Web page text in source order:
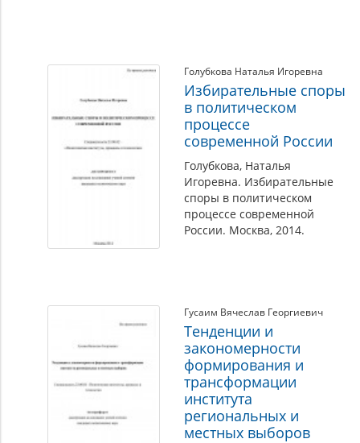
Голубкова Наталья Игоревна
Избирательные споры
в политическом
процессе
современной России
Голубкова, Наталья
Игоревна. Избирательные
споры в политическом
процессе современной
России. Москва, 2014.
Гусаим Вячеслав Георгиевич
Тенденции и
закономерности
формирования и
трансформации
института
региональных и
местных выборов